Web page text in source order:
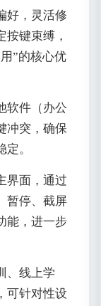
好，灵活修
键束缚，
”的核心优
软件（办公
冲突，确保
。
界面，通过
暂停、截屏
能，进一步
、线上学
可针对性设